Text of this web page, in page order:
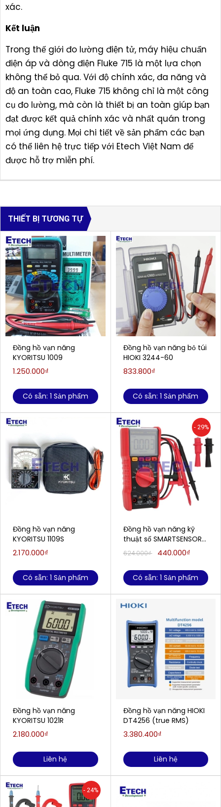
xác.
Kết luận
Trong thế giới đo lường điện tử, máy hiệu chuẩn
điện áp và dòng điện Fluke 715 là một lựa chọn
không thể bỏ qua. Với độ chính xác, đa năng và
độ an toàn cao, Fluke 715 không chỉ là một công
cụ đo lường, mà còn là thiết bị an toàn giúp bạn
đạt được kết quả chính xác và nhất quán trong
mọi ứng dụng. Mọi chi tiết về sản phẩm các bạn
có thể liên hệ trực tiếp với Etech Việt Nam để
được hỗ trợ miễn phí.
THIẾT BỊ TƯƠNG TỰ
Đồng hồ vạn năng
KYORITSU 1009
1.250.000₫
Có sẵn: 1 Sản phẩm
Đồng hồ vạn năng
KYORITSU 1109S
2.170.000₫
Có sẵn: 1 Sản phẩm
Đồng hồ vạn năng
KYORITSU 1021R
2.180.000₫
Liên hệ
- 24%
Đồng hồ vạn năng bỏ túi
HIOKI 3244-60
833.800₫
Có sẵn: 1 Sản phẩm
- 29%
Đồng hồ vạn năng kỹ
thuật số SMARTSENSOR
ST833A (1000V, true
624.000₫ 440.000₫
Có sẵn: 1 Sản phẩm
Đồng hồ vạn năng HIOKI
DT4256 (true RMS)
3.380.400₫
Liên hệ